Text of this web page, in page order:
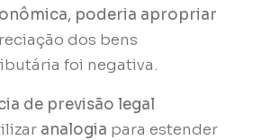
poderia apropriar
dos bens
foi negativa.
de previsão legal
analogia para estender